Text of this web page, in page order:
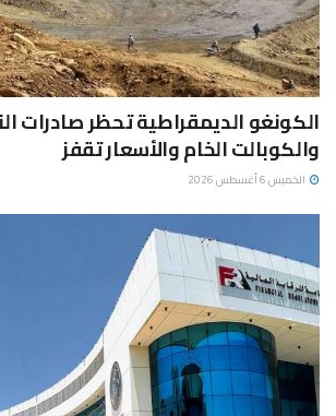
الكونغو الديمقراطية تحظر صادرات
والكوبالت الخام والأسعار تقفز
الخميس 6 أغسطس 2026